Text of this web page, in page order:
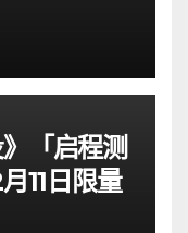
「启程测
11日限量